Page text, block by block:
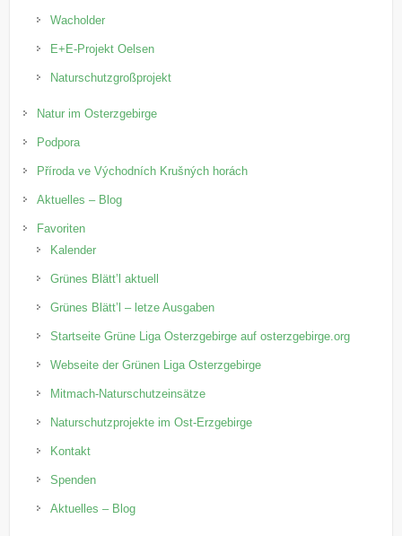
Wacholder
E+E-Projekt Oelsen
Naturschutzgroßprojekt
Natur im Osterzgebirge
Podpora
Příroda ve Východních Krušných horách
Aktuelles – Blog
Favoriten
Kalender
Grünes Blätt’l aktuell
Grünes Blätt’l – letze Ausgaben
Startseite Grüne Liga Osterzgebirge auf osterzgebirge.org
Webseite der Grünen Liga Osterzgebirge
Mitmach-Naturschutzeinsätze
Naturschutzprojekte im Ost-Erzgebirge
Kontakt
Spenden
Aktuelles – Blog